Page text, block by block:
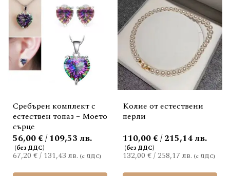
Сребърен комплект с
естествен топаз – Моето
сърце
67,20 €/ 131,43 лв.
56,00 € / 109,53 лв.
Колие от естествени
перли
132,00 €/258,17 лв.
110,00 € / 215,14 лв.